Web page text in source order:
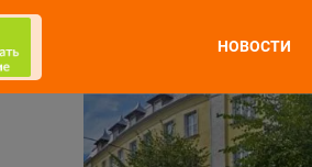
НОВОСТИ